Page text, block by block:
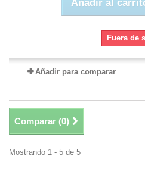
Añadir al
Fuera de
Añadir para comparar
Comparar (0)
Mostrando 1 - 5 de 5